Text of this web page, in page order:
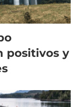
positivos y